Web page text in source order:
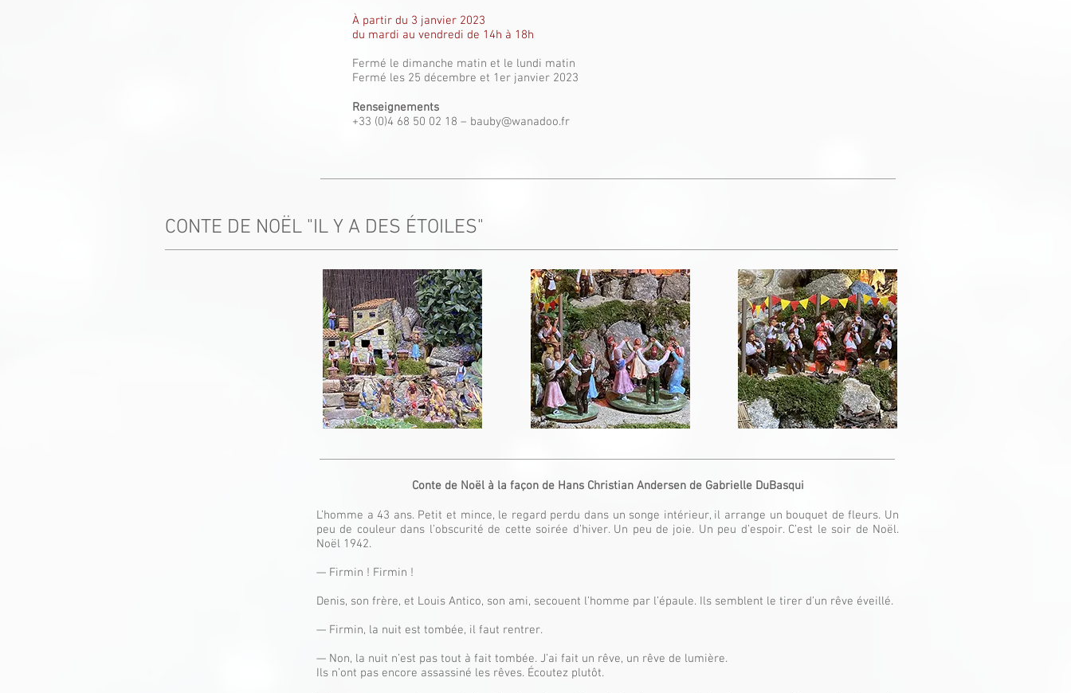
À partir du 3 janvier 2023
du mardi au vendredi de 14h à 18h
Fermé le dimanche matin et le lundi matin
Fermé les 25 décembre et 1er janvier 2023
Renseignements
+33 (0)4 68 50 02 18 – bauby@wanadoo.fr
CONTE DE NOËL "IL Y A DES ÉTOILES"
Conte de Noël à la façon de Hans Christian Andersen de Gabrielle DuBasqui
L’homme a 43 ans. Petit et mince, le regard perdu dans un songe intérieur, il arrange un bouquet de fleurs. Un
peu de couleur dans l’obscurité de cette soirée d’hiver. Un peu de joie. Un peu d’espoir. C’est le soir de Noël.
Noël 1942.
— Firmin ! Firmin !
Denis, son frère, et Louis Antico, son ami, secouent l’homme par l’épaule. Ils semblent le tirer d’un rêve éveillé.
— Firmin, la nuit est tombée, il faut rentrer.
— Non, la nuit n’est pas tout à fait tombée. J’ai fait un rêve, un rêve de lumière.
Ils n’ont pas encore assassiné les rêves. Écoutez plutôt.